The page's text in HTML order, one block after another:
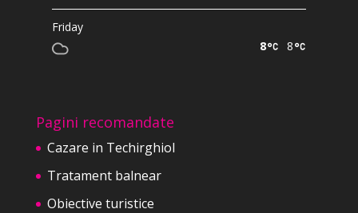
Friday
8
8
Pagini recomandate
Cazare in Techirghiol
Tratament balnear
Obiective turistice